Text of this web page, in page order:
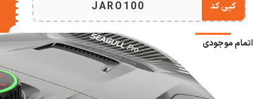
JARO100 کپی کد
-24%
اتمام موجودی